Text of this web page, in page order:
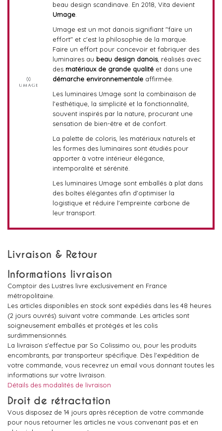
beau design scandinave. En 2018, Vita devient
Umage.
Umage est un mot danois signifiant "faire un
effort" et c'est la philosophie de la marque.
Faire un effort pour concevoir et fabriquer des
luminaires au beau design danois, réalisés avec
des matériaux de grande qualitéet dans une
démarche environnementaleaffirmée.
Les luminaires Umage sont la combinaison de
l'esthétique, la simplicité et la fonctionnalité,
souvent inspirés par la nature, procurant une
sensation de bien-être et de confort.
La palette de coloris, les matériaux naturels et
les formes des luminaires sont étudiés pour
apporter à votre intérieur élégance,
intemporalité et sérénité.
Les luminaires Umage sont emballés à plat dans
des boîtes élégantes afin d'optimiser la
logistique et réduire l'empreinte carbone de
leur transport.
Livraison & Retour
Informations livraison
Comptoir des Lustres livre exclusivement en France
métropolitaine.
Les articles disponibles en stock sont expédiés dans les 48 heures
(2 jours ouvrés) suivant votre commande. Les articles sont
soigneusement emballés et protégés et les colis
surdimmensionnés.
La livraison s'effectue par So Colissimo ou, pour les produits
encombrants, par transporteur spécifique. Dès l'expédition de
votre commande, vous recevrez un email vous donnant toutes les
informations sur votre livraison.
Détails des modalités de livraison
Droit de rétractation
Vous disposez de 14 jours après réception de votre commande
pour nous retourner les articles ne vous convenant pas et en